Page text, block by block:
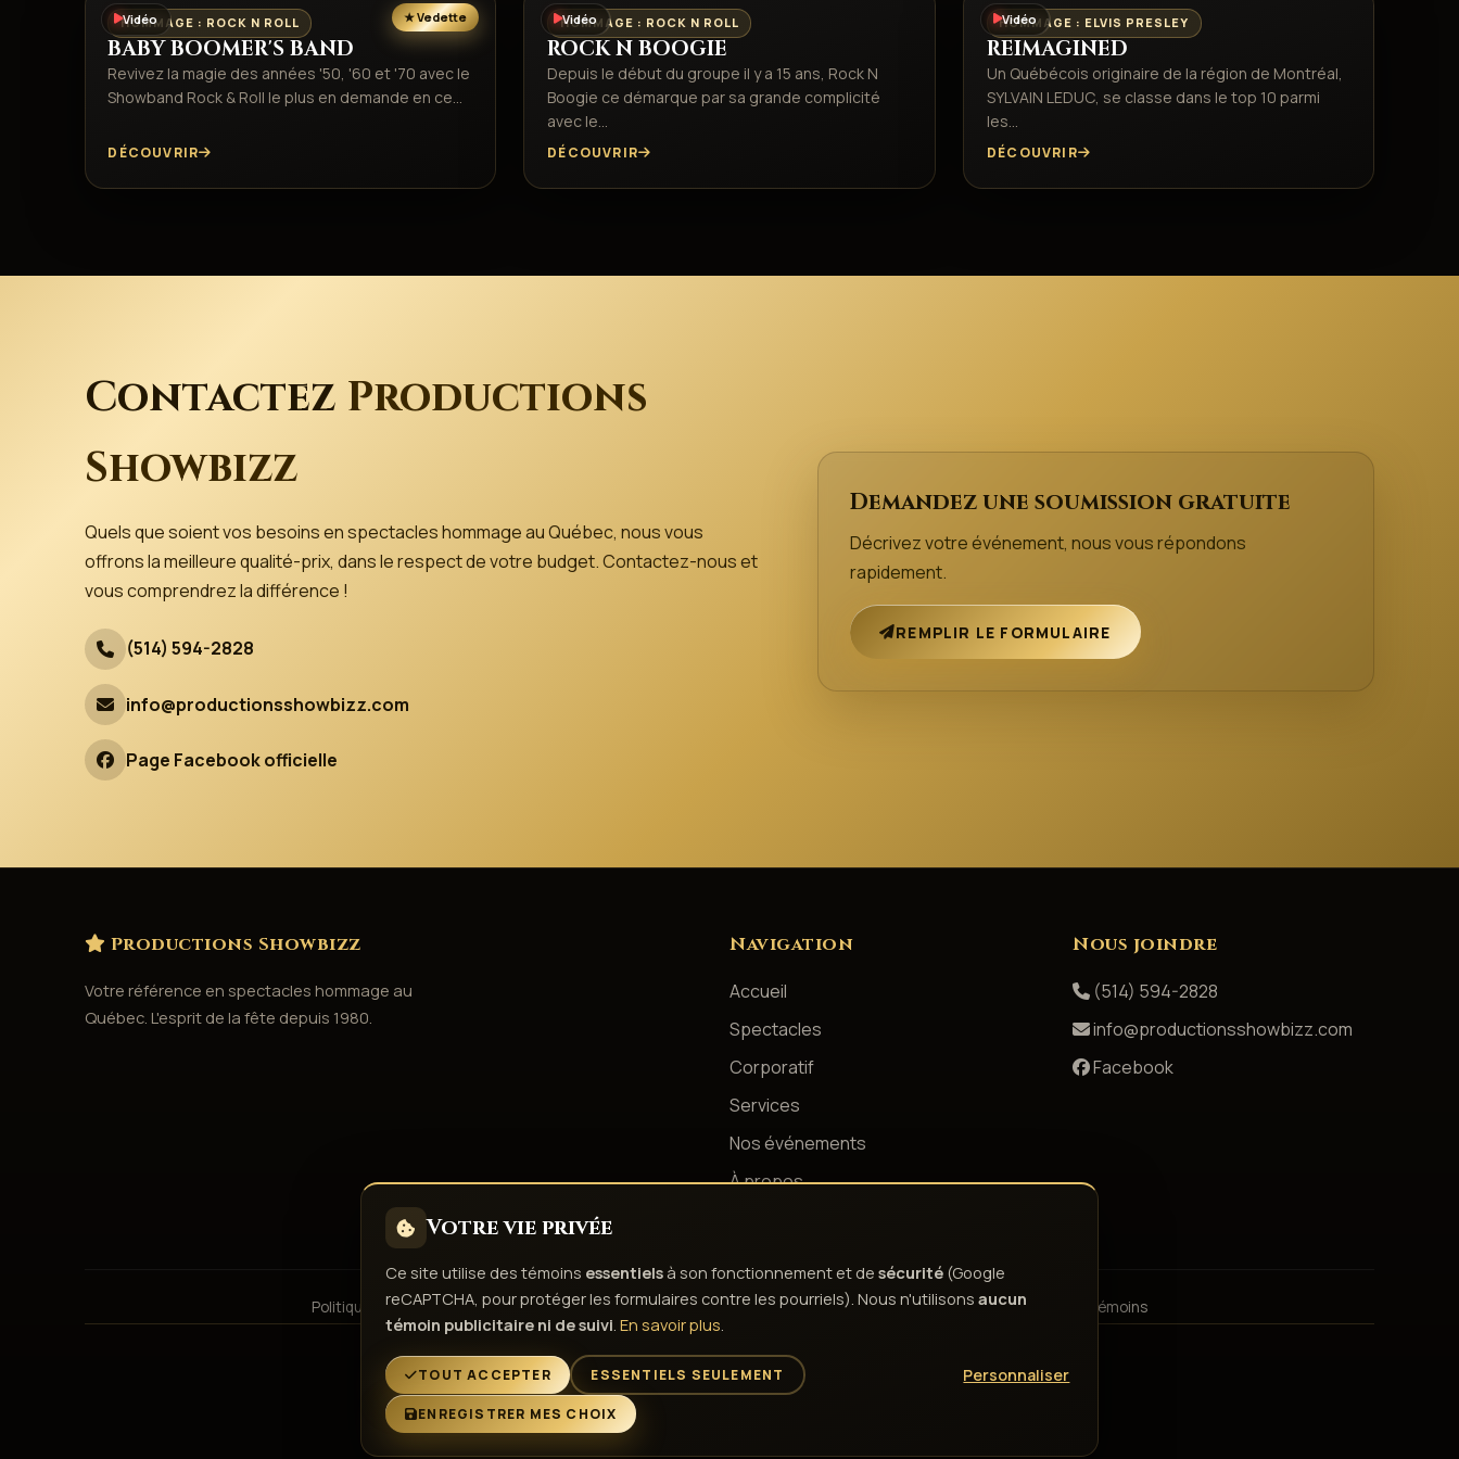
Vidéo
HOMMAGE : ROCK N ROLL
BABY BOOMER'S BAND
Revivez la magie des années '50, '60 et '70 avec le
Showband Rock & Roll le plus en demande en ce…
DÉCOUVRIR
Vidéo
HOMMAGE : ROCK N ROLL
ROCK N BOOGIE
Depuis le début du groupe il y a 15 ans, Rock N
Boogie ce démarque par sa grande complicité
avec le…
DÉCOUVRIR
Vidéo
HOMMAGE : ELVIS PRESLEY
REIMAGINED
Un Québécois originaire de la région de Montréal,
SYLVAIN LEDUC, se classe dans le top 10 parmi
les…
DÉCOUVRIR
Contactez Productions
Showbizz
Quels que soient vos besoins en spectacles hommage au Québec, nous vous
offrons la meilleure qualité-prix, dans le respect de votre budget. Contactez-nous et
vous comprendrez la différence !
(514) 594-2828
info@productionsshowbizz.com
Page Facebook officielle
Demandez une soumission gratuite
Décrivez votre événement, nous vous répondons
rapidement.
REMPLIR LE FORMULAIRE
Productions Showbizz
Votre référence en spectacles hommage au
Québec. L'esprit de la fête depuis 1980.
Navigation
Accueil
Spectacles
Corporatif
Services
Nos événements
À propos
Nous joindre
(514) 594-2828
info@productionsshowbizz.com
Facebook
Politique de confidentialitéConditions d'utilisationDroits d'auteur & responsabilitéPolitique de témoins Gérer les témoins
L'esprit de la fête depuis 1980
© 2026 Gestion Showbizz Inc. — Tous droits réservés ·
Créé et propulsé par
Votre vie privée
Ce site utilise des témoins essentiels à son fonctionnement et desécurité (Google
reCAPTCHA, pour protéger les formulaires contre les pourriels). Nous n'utilisonsaucun
témoin publicitaire ni de suivi .En savoir plus
TOUT ACCEPTER ESSENTIELS SEULEMENT Personnaliser
ENREGISTRER MES CHOIX